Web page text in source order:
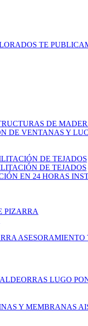
TE
DE
DE VENTANAS Y
DE TEJADOS
DE TEJADOS
EN 24 HORAS
PIZARRA
ASESORAMIENTO
LUGO
Y MEMBRANAS